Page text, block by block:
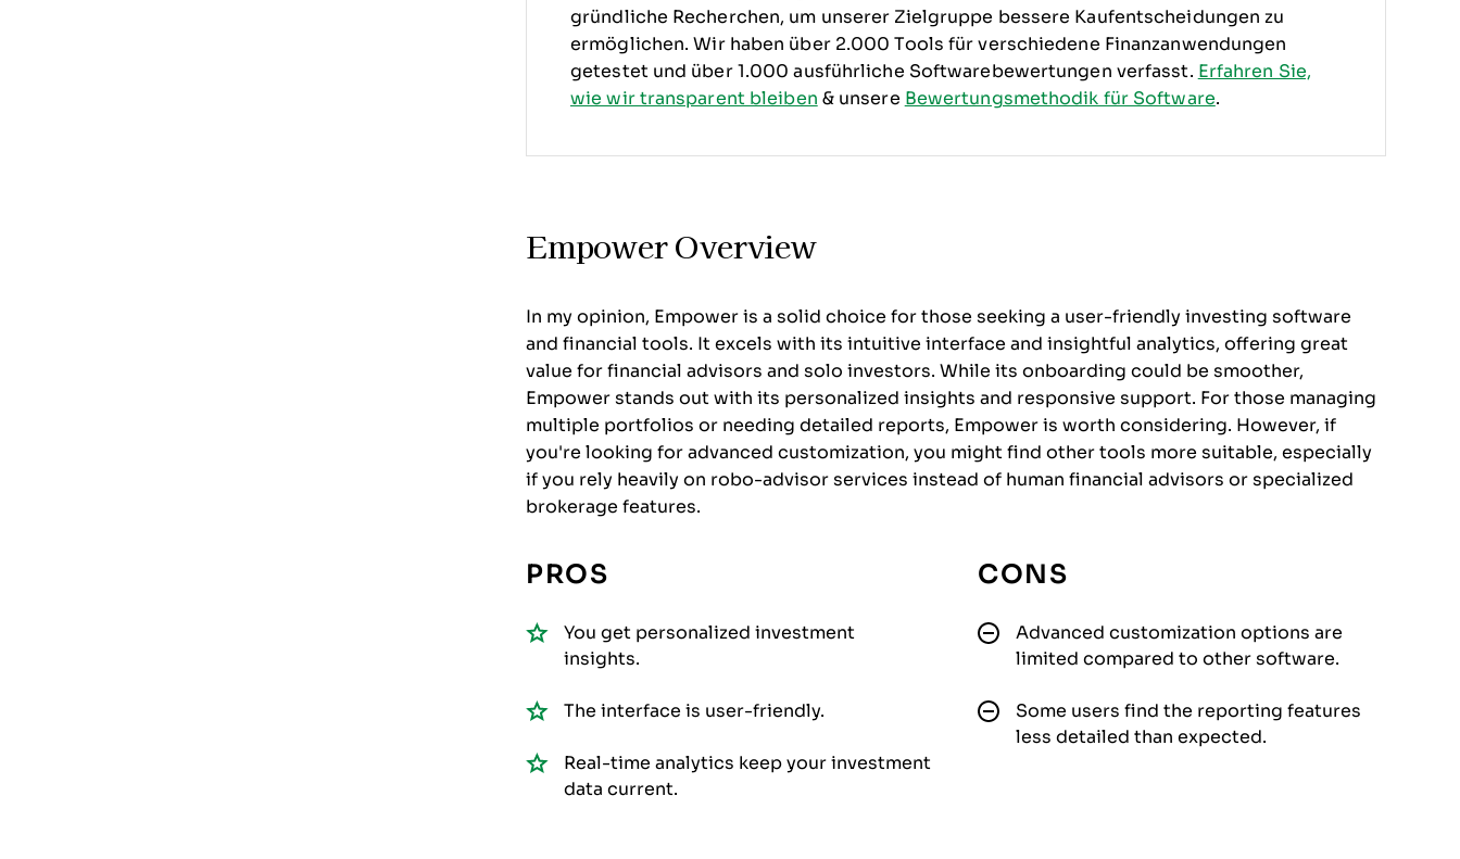
gründliche Recherchen, um unserer Zielgruppe bessere Kaufentscheidungen zu
ermöglichen. Wir haben über 2.000 Tools für verschiedene Finanzanwendungen
getestet und über 1.000 ausführliche Softwarebewertungen verfasst. Erfahren Sie,
wie wir transparent bleiben & unsere Bewertungsmethodik für Software.
Empower Overview
In my opinion, Empower is a solid choice for those seeking a user-friendly investing software
and financial tools. It excels with its intuitive interface and insightful analytics, offering great
value for financial advisors and solo investors. While its onboarding could be smoother,
Empower stands out with its personalized insights and responsive support. For those managing
multiple portfolios or needing detailed reports, Empower is worth considering. However, if
you're looking for advanced customization, you might find other tools more suitable, especially
if you rely heavily on robo-advisor services instead of human financial advisors or specialized
brokerage features.
PROS
You get personalized investment
insights.
The interface is user-friendly.
Real-time analytics keep your investment
data current.
CONS
Advanced customization options are
limited compared to other software.
Some users find the reporting features
less detailed than expected.